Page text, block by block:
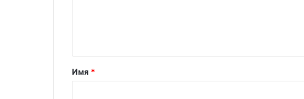
Имя *